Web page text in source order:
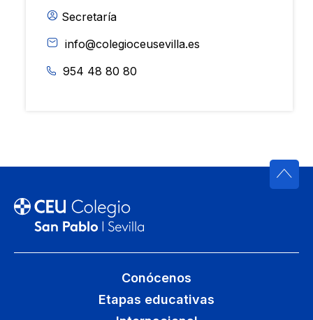
Secretaría
info@colegioceusevilla.es
954 48 80 80
Conócenos
Etapas educativas